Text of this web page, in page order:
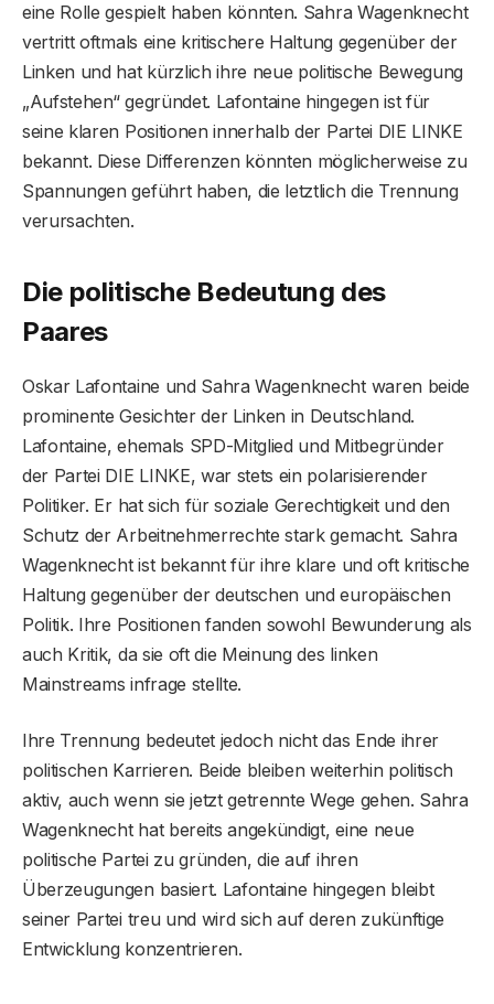
eine Rolle gespielt haben könnten. Sahra Wagenknecht
vertritt oftmals eine kritischere Haltung gegenüber der
Linken und hat kürzlich ihre neue politische Bewegung
„Aufstehen“ gegründet. Lafontaine hingegen ist für
seine klaren Positionen innerhalb der Partei DIE LINKE
bekannt. Diese Differenzen könnten möglicherweise zu
Spannungen geführt haben, die letztlich die Trennung
verursachten.
Die politische Bedeutung des
Paares
Oskar Lafontaine und Sahra Wagenknecht waren beide
prominente Gesichter der Linken in Deutschland.
Lafontaine, ehemals SPD-Mitglied und Mitbegründer
der Partei DIE LINKE, war stets ein polarisierender
Politiker. Er hat sich für soziale Gerechtigkeit und den
Schutz der Arbeitnehmerrechte stark gemacht. Sahra
Wagenknecht ist bekannt für ihre klare und oft kritische
Haltung gegenüber der deutschen und europäischen
Politik. Ihre Positionen fanden sowohl Bewunderung als
auch Kritik, da sie oft die Meinung des linken
Mainstreams infrage stellte.
Ihre Trennung bedeutet jedoch nicht das Ende ihrer
politischen Karrieren. Beide bleiben weiterhin politisch
aktiv, auch wenn sie jetzt getrennte Wege gehen. Sahra
Wagenknecht hat bereits angekündigt, eine neue
politische Partei zu gründen, die auf ihren
Überzeugungen basiert. Lafontaine hingegen bleibt
seiner Partei treu und wird sich auf deren zukünftige
Entwicklung konzentrieren.